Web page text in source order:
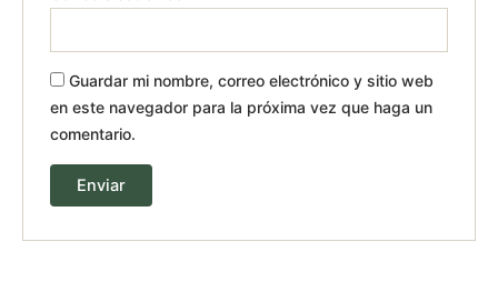
Guardar mi nombre, correo electrónico y sitio web
en este navegador para la próxima vez que haga un
comentario.